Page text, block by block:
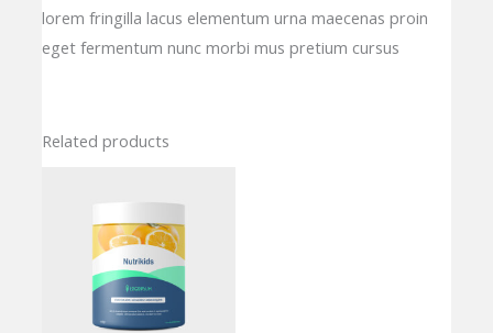
lorem fringilla lacus elementum urna maecenas proin
eget fermentum nunc morbi mus pretium cursus
Related products